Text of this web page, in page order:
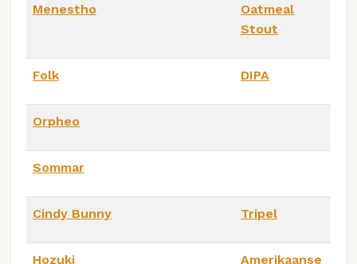
Menestho
Oatmeal
Stout
Folk DIPA
Orpheo
Sommar
Cindy Bunny Tripel
Hozuki Amerikaanse